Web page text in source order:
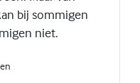
bij sommigen
niet.